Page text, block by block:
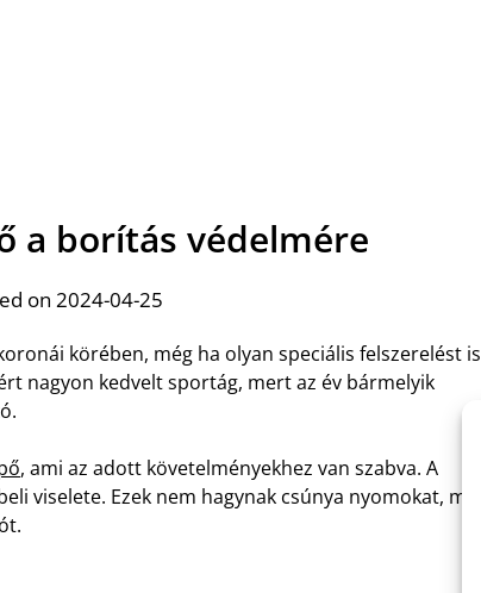
a borítás védelmére
on 2024-04-25
körében, még ha olyan speciális felszerelést is
nagyon kedvelt sportág, mert az év bármelyik
, ami az adott követelményekhez van szabva. A
viselete. Ezek nem hagynak csúnya nyomokat, míg